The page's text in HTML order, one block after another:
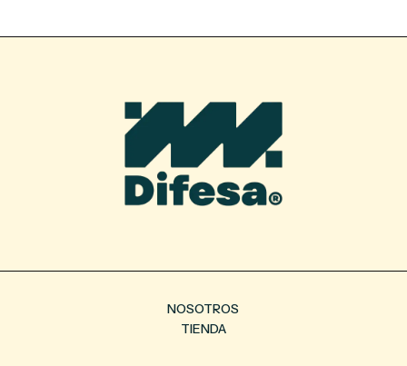
NOSOTROS
TIENDA